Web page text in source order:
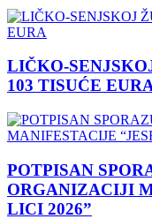
LIČKO-
103 TISUĆE
POTPISAN
ORGANIZACIJI
LICI 2026”